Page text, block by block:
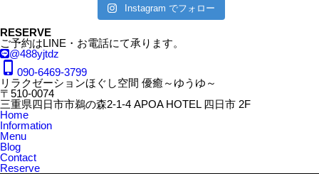
Instagram でフォロー
RESERVE
ご予約はLINE・お電話にて承ります。
@488yjtdz
phone_iphone 090-6469-3799
リラクゼーションほぐし空間 優癒～ゆうゆ～
〒510-0074
三重県四日市市鵜の森2-1-4 APOA HOTEL 四日市 2F
Home
Information
Menu
Blog
Contact
Reserve